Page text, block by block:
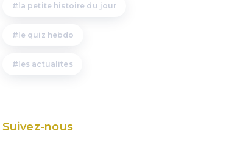
la petite histoire du jour
le quiz hebdo
les actualites
Suivez-nous